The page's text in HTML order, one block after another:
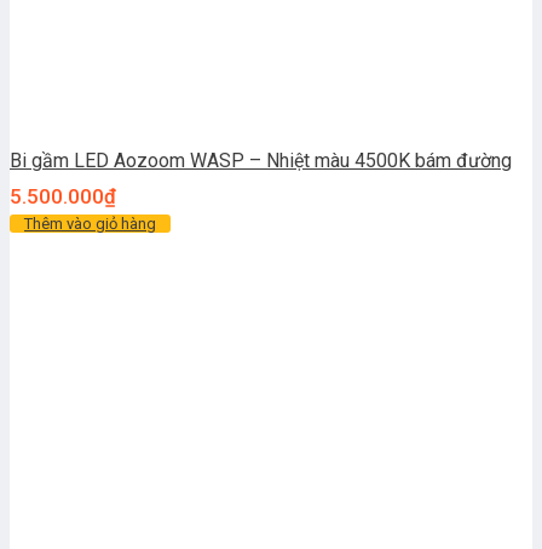
Bi gầm LED Aozoom WASP – Nhiệt màu 4500K bám đường
5.500.000₫
Thêm vào giỏ hàng